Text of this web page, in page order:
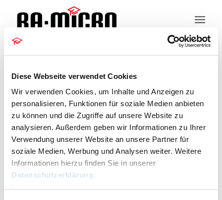
Diese Webseite verwendet Cookies
Wir verwenden Cookies, um Inhalte und Anzeigen zu
personalisieren, Funktionen für soziale Medien anbieten
zu können und die Zugriffe auf unsere Website zu
analysieren. Außerdem geben wir Informationen zu Ihrer
Verwendung unserer Website an unsere Partner für
soziale Medien, Werbung und Analysen weiter. Weitere
Informationen hierzu finden Sie in unserer
Datenschutzerklärung.
Kundeninformation
Dragon
Veranstaltungen Dragon
Veranstaltungen
Hinweis
Es wurden keine Ergebnisse gefunden.